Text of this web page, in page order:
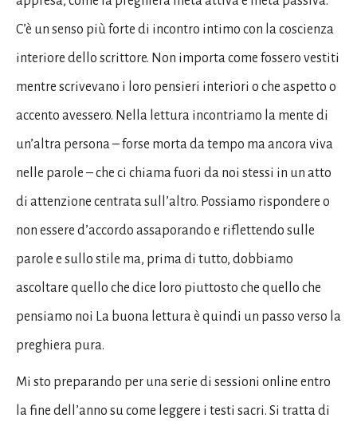
C’è un senso più forte di incontro intimo con la coscienza
interiore dello scrittore. Non importa come fossero vestiti
mentre scrivevano i loro pensieri interiori o che aspetto o
accento avessero. Nella lettura incontriamo la mente di
un’altra persona – forse morta da tempo ma ancora viva
nelle parole – che ci chiama fuori da noi stessi in un atto
di attenzione centrata sull’altro. Possiamo rispondere o
non essere d’accordo assaporando e riflettendo sulle
parole e sullo stile ma, prima di tutto, dobbiamo
ascoltare quello che dice loro piuttosto che quello che
pensiamo noi La buona lettura è quindi un passo verso la
preghiera pura.
Mi sto preparando per una serie di sessioni online entro
la fine dell’anno su come leggere i testi sacri. Si tratta di